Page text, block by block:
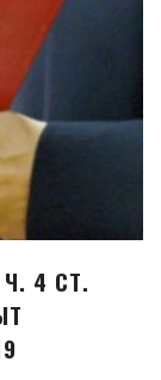
4 СТ.